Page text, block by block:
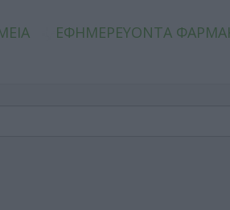
ΕΦΗΜΕΡΕΥΟΝΤΑ